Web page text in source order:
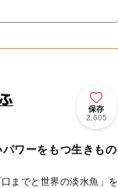
保存
2,605
ワーをもつ生きもの
までと世界の淡水魚」を